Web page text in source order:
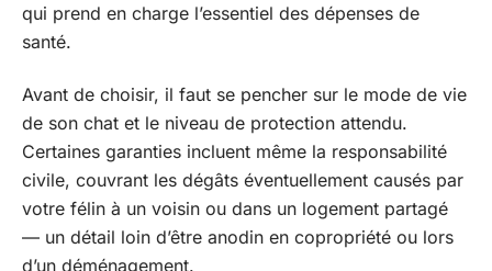
qui prend en charge l’essentiel des dépenses de
santé.
Avant de choisir, il faut se pencher sur le mode de vie
de son chat et le niveau de protection attendu.
Certaines garanties incluent même la responsabilité
civile, couvrant les dégâts éventuellement causés par
votre félin à un voisin ou dans un logement partagé
— un détail loin d’être anodin en copropriété ou lors
d’un déménagement.